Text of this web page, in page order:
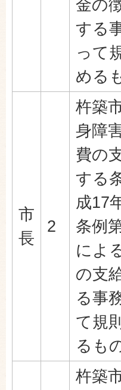
金の
する
って
める
市
長
2
杵築
身障
費の
する
成17
条例
によ
の支
る事
て規
るも
杵築